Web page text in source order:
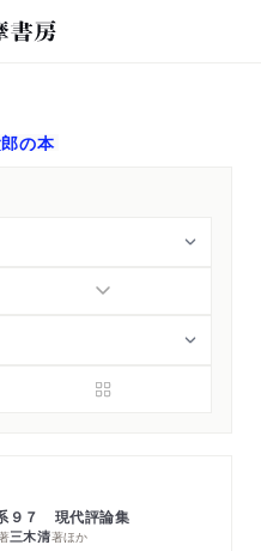
の本
９７ 現代評論集
三木清著ほか